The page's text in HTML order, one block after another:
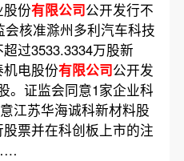
份有限公司公开发行不
核准滁州多利汽车科技
过3533.3334万股新
电股份有限公司公开发
。证监会同意1家企业科
江苏华海诚科新材料股
票并在科创板上市的注